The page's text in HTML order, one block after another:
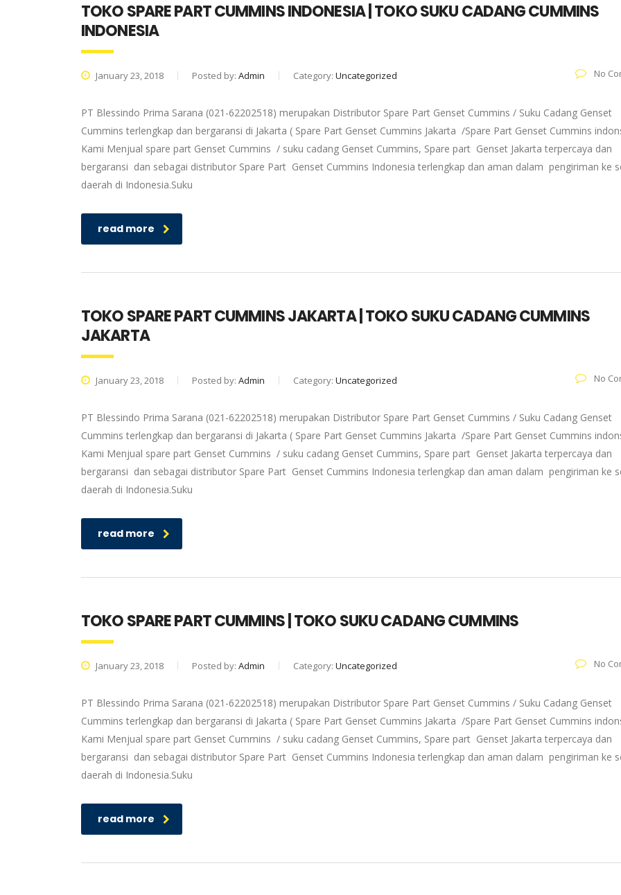
TOKO SPARE PART CUMMINS INDONESIA | TOKO SUKU CADANG CUMMINS
INDONESIA
January 23, 2018 Posted by: Admin Category: Uncategorized No
PT Blessindo Prima Sarana (021-62202518) merupakan Distributor Spare Part Genset Cummins / Suku Cadang Genset
Cummins terlengkap dan bergaransi di Jakarta ( Spare Part Genset Cummins Jakarta /Spare Part Genset Cummins
Kami Menjual spare part Genset Cummins / suku cadang Genset Cummins, Spare part Genset Jakarta terpercaya dan
bergaransi dan sebagai distributor Spare Part Genset Cummins Indonesia terlengkap dan aman dalam pengiriman ke
daerah di Indonesia.Suku
read more
TOKO SPARE PART CUMMINS JAKARTA | TOKO SUKU CADANG CUMMINS
JAKARTA
January 23, 2018 Posted by: Admin Category: Uncategorized No
PT Blessindo Prima Sarana (021-62202518) merupakan Distributor Spare Part Genset Cummins / Suku Cadang Genset
Cummins terlengkap dan bergaransi di Jakarta ( Spare Part Genset Cummins Jakarta /Spare Part Genset Cummins
Kami Menjual spare part Genset Cummins / suku cadang Genset Cummins, Spare part Genset Jakarta terpercaya dan
bergaransi dan sebagai distributor Spare Part Genset Cummins Indonesia terlengkap dan aman dalam pengiriman ke
daerah di Indonesia.Suku
read more
TOKO SPARE PART CUMMINS | TOKO SUKU CADANG CUMMINS
January 23, 2018 Posted by: Admin Category: Uncategorized No
PT Blessindo Prima Sarana (021-62202518) merupakan Distributor Spare Part Genset Cummins / Suku Cadang Genset
Cummins terlengkap dan bergaransi di Jakarta ( Spare Part Genset Cummins Jakarta /Spare Part Genset Cummins
Kami Menjual spare part Genset Cummins / suku cadang Genset Cummins, Spare part Genset Jakarta terpercaya dan
bergaransi dan sebagai distributor Spare Part Genset Cummins Indonesia terlengkap dan aman dalam pengiriman ke
daerah di Indonesia.Suku
read more